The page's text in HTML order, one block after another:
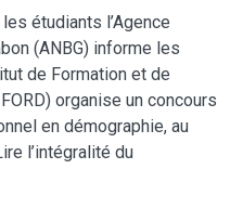
étudiants l’Agence
(ANBG) informe les
de Formation et de
organise un concours
en démographie, au
l’intégralité du